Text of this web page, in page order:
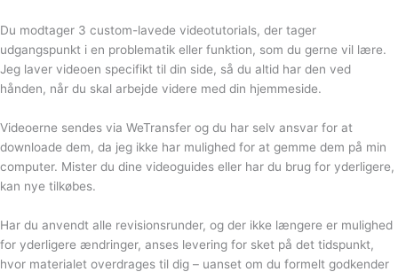
Du modtager 3 custom-lavede videotutorials, der tager
udgangspunkt i en problematik eller funktion, som du gerne vil lære.
Jeg laver videoen specifikt til din side, så du altid har den ved
hånden, når du skal arbejde videre med din hjemmeside.
Videoerne sendes via WeTransfer og du har selv ansvar for at
downloade dem, da jeg ikke har mulighed for at gemme dem på min
computer. Mister du dine videoguides eller har du brug for yderligere,
kan nye tilkøbes.
Har du anvendt alle revisionsrunder, og der ikke længere er mulighed
for yderligere ændringer, anses levering for sket på det tidspunkt,
hvor materialet overdrages til dig – uanset om du formelt godkender